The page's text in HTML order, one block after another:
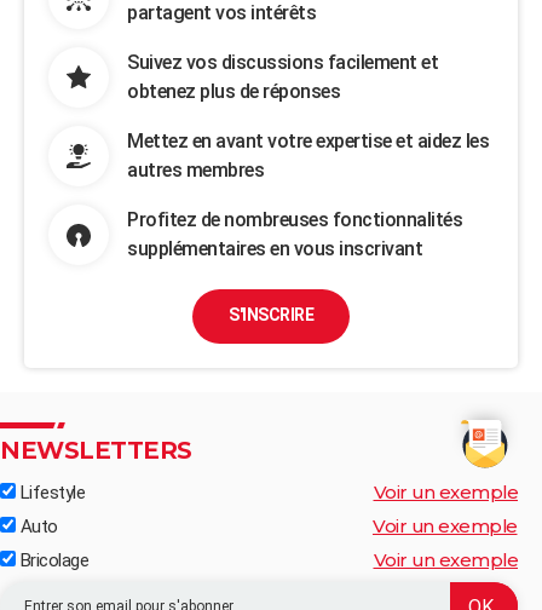
partagent vos intérêts
Suivez vos discussions facilement et
obtenez plus de réponses
Mettez en avant votre expertise et aidez les
autres membres
Profitez de nombreuses fonctionnalités
supplémentaires en vous inscrivant
S'INSCRIRE
NEWSLETTERS
Lifestyle Voir un exemple
Auto Voir un exemple
Bricolage Voir un exemple